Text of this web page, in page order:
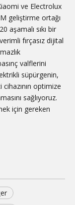
ve Electrolux
geliştirme ortağı
aşamalı sıkı bir
fırçasız dijital
valflerini
süpürgenin,
optimize
sağlıyoruz.
için gereken